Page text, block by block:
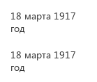
18 марта 1917
год
18 марта 1917
год